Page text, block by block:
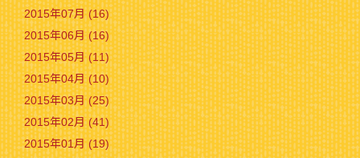
2015年07月 (16)
2015年06月 (16)
2015年05月 (11)
2015年04月 (10)
2015年03月 (25)
2015年02月 (41)
2015年01月 (19)